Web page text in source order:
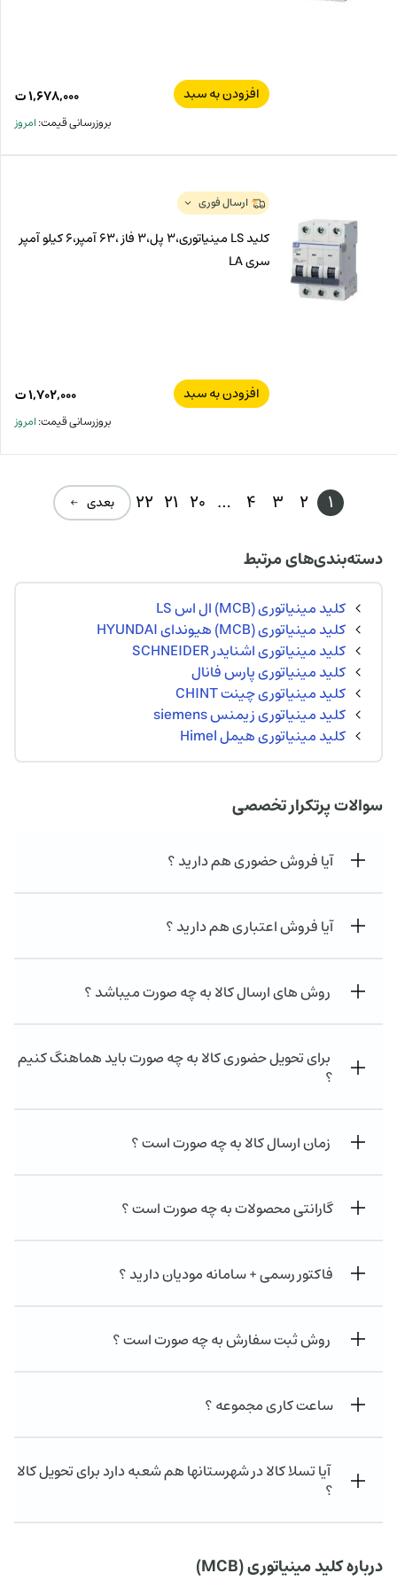
افزودن به سبد ۱,۶۷۸,۰۰۰ت
بروزرسانی قیمت:امروز
ارسال فوری
کلید LS مینیاتوری،3 پل،3 فاز ،63 آمپر،6 کیلو آمپر
سری LA
افزودن به سبد ۱,۷۰۲,۰۰۰ت
بروزرسانی قیمت:امروز
1
2
3
4
…
20
21
22 بعدی ←
دسته‌بندی‌های مرتبط
کلید مینیاتوری (MCB) ال اس LS
کلید مینیاتوری (MCB) هیوندای HYUNDAI
کلید مینیاتوری اشنایدر SCHNEIDER
کلید مینیاتوری پارس فانال
کلید مینیاتوری چینت CHINT
کلید مینیاتوری زیمنس siemens
کلید مینیاتوری هیمل Himel
سوالات پرتکرار تخصصی
آیا فروش حضوری هم دارید ؟
آیا فروش اعتباری هم دارید ؟
روش های ارسال کالا به چه صورت میباشد ؟
برای تحویل حضوری کالا به چه صورت باید هماهنگ کنیم
؟
زمان ارسال کالا به چه صورت است ؟
گارانتی محصولات به چه صورت است ؟
فاکتور رسمی + سامانه مودیان دارید ؟
روش ثبت سفارش به چه صورت است ؟
ساعت کاری مجموعه ؟
آیا تسلا کالا در شهرستانها هم شعبه دارد برای تحویل کالا
؟
درباره کلید مینیاتوری (MCB)